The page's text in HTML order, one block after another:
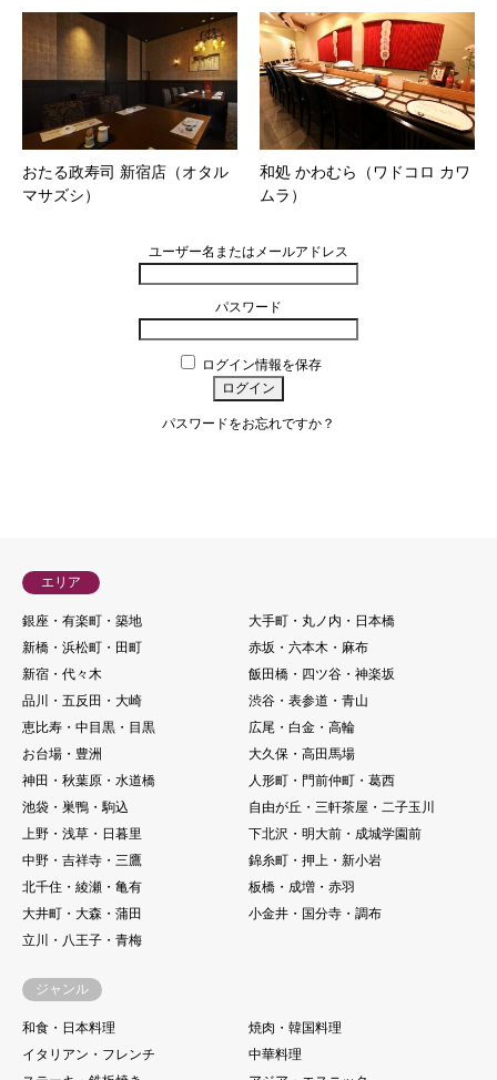
おたる政寿司 新宿店（オタル
マサズシ）
和処 かわむら（ワドコロ カワ
ムラ）
ユーザー名またはメールアドレス
パスワード
ログイン情報を保存
パスワードをお忘れですか？
エリア
銀座・有楽町・築地
大手町・丸ノ内・日本橋
新橋・浜松町・田町
赤坂・六本木・麻布
新宿・代々木
飯田橋・四ツ谷・神楽坂
品川・五反田・大崎
渋谷・表参道・青山
恵比寿・中目黒・目黒
広尾・白金・高輪
お台場・豊洲
大久保・高田馬場
神田・秋葉原・水道橋
人形町・門前仲町・葛西
池袋・巣鴨・駒込
自由が丘・三軒茶屋・二子玉川
上野・浅草・日暮里
下北沢・明大前・成城学園前
中野・吉祥寺・三鷹
錦糸町・押上・新小岩
北千住・綾瀬・亀有
板橋・成増・赤羽
大井町・大森・蒲田
小金井・国分寺・調布
立川・八王子・青梅
ジャンル
和食・日本料理
焼肉・韓国料理
イタリアン・フレンチ
中華料理